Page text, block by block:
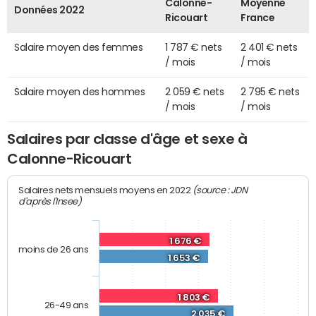
Données 2022
Calonne-
Ricouart
Moyenne
France
Salaire moyen des femmes
1 787 € nets
/ mois
2 401 € nets
/ mois
Salaire moyen des hommes
2 059 € nets
/ mois
2 795 € nets
/ mois
Salaires par classe d'âge et sexe à
Calonne-Ricouart
Salaires nets mensuels moyens en 2022 (source : JDN
d'après l'Insee)
1 676 €
1 803 €
1 653 €
2 035 €
moins de 26 ans
26-49 ans